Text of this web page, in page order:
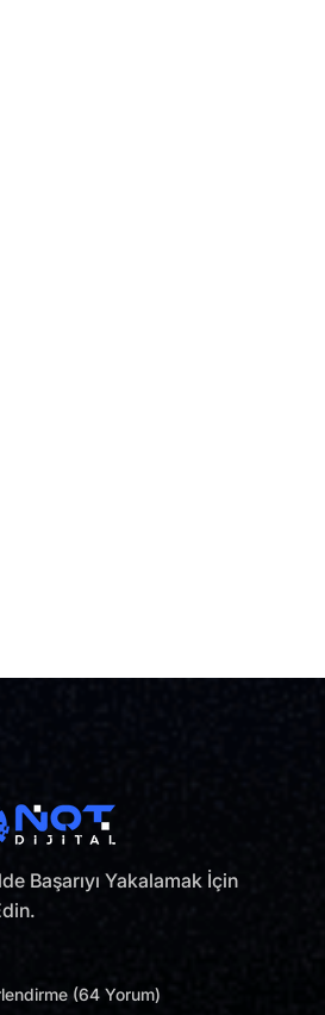
Başarıyı Yakalamak İçin
(64 Yorum)